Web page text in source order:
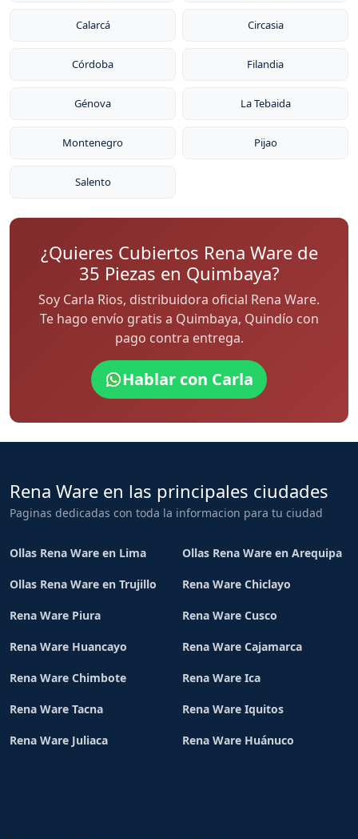
Calarcá Circasia
Córdoba Filandia
Génova La Tebaida
Montenegro Pijao
Salento
¿Quieres Cubiertos Rena Ware de
35 Piezas en Quimbaya?
Soy Carla Rios, distribuidora oficial Rena Ware.
Te hago envío gratis a Quimbaya, Quindío con
pago contra entrega.
Hablar con Carla
Rena Ware en las principales ciudades
Paginas dedicadas con toda la informacion para tu ciudad
Ollas Rena Ware en Lima Ollas Rena Ware en Arequipa
Ollas Rena Ware en Trujillo Rena Ware Chiclayo
Rena Ware Piura Rena Ware Cusco
Rena Ware Huancayo Rena Ware Cajamarca
Rena Ware Chimbote Rena Ware Ica
Rena Ware Tacna Rena Ware Iquitos
Rena Ware Juliaca Rena Ware Huánuco